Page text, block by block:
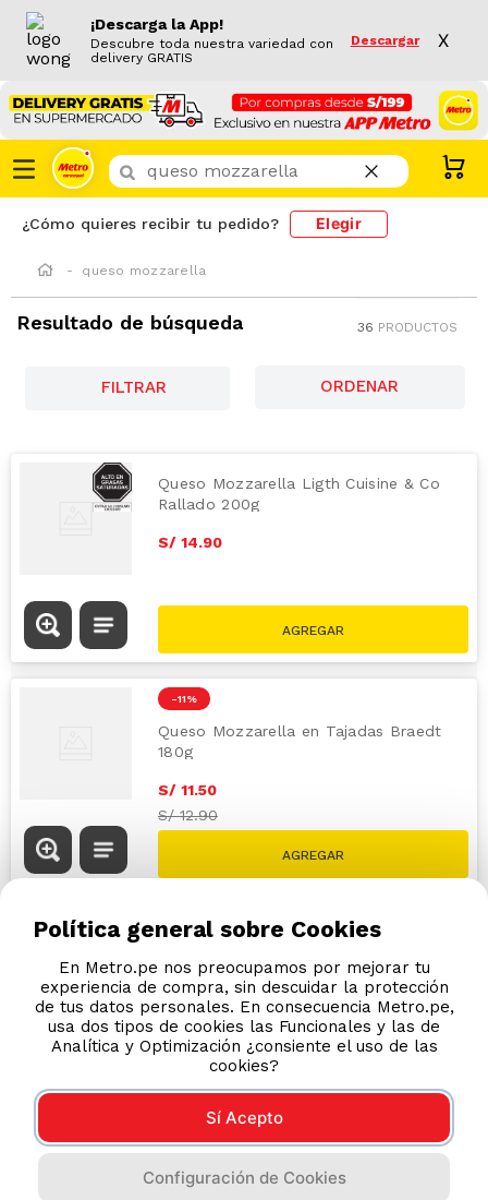
¡Descarga la App!
Descubre toda nuestra variedad con
delivery GRATIS
Descargar X
¿Que buscas hoy?
¿Cómo quieres recibir tu pedido? Elegir
queso mozzarella
Resultado de búsqueda 36 PRODUCTOS
FILTRAR
Queso Mozzarella Ligth Cuisine & Co
Rallado 200g
S/ 14.90
-11 %
Queso Mozzarella en Tajadas Braedt
180g
S/ 11.50
S/12.90
Política general sobre Cookies
En Metro.pe nos preocupamos por mejorar tu
experiencia de compra, sin descuidar la protección
de tus datos personales. En consecuencia Metro.pe,
usa dos tipos de cookies las Funcionales y las de
Analítica y Optimización ¿consiente el uso de las
cookies?
Sí Acepto
Configuración de Cookies